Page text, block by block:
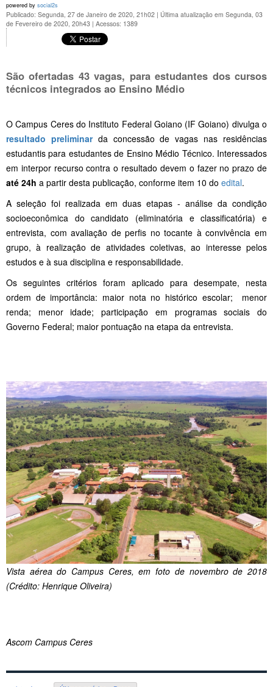
powered by social2s
Publicado: Segunda, 27 de Janeiro de 2020, 21h02 | Última atualização em Segunda, 03
de Fevereiro de 2020, 20h43 | Acessos: 1389
São ofertadas 43 vagas, para estudantes dos cursos
técnicos integrados ao Ensino Médio
O Campus Ceres do Instituto Federal Goiano (IF Goiano) divulga o
resultado preliminarda concessão de vagas nas residências
estudantis para estudantes de Ensino Médio Técnico. Interessados
em interpor recurso contra o resultado devem o fazer no prazo de
até 24h a partir desta publicação, conforme item 10 do edital.
A seleção foi realizada em duas etapas - análise da condição
socioeconômica do candidato (eliminatória e classificatória) e
entrevista, com avaliação de perfis no tocante à convivência em
grupo, à realização de atividades coletivas, ao interesse pelos
estudos e à sua disciplina e responsabilidade.
Os seguintes critérios foram aplicado para desempate, nesta
ordem de importância: maior nota no histórico escolar; menor
renda; menor idade; participação em programas sociais do
Governo Federal; maior pontuação na etapa da entrevista.
Vista aérea do Campus Ceres, em foto de novembro de 2018
(Crédito: Henrique Oliveira)
Ascom Campus Ceres